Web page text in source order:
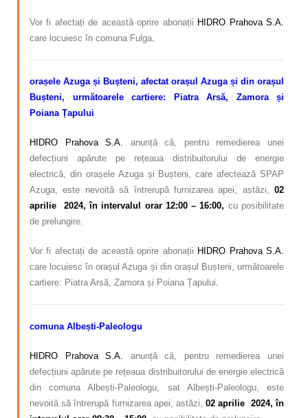
Vor fi afectați de această oprire abonații HIDRO Prahova S.A.
care locuiesc în comuna Fulga
orașele Azuga și Bușteni, afectat orașul Azuga și din orașul
Bușteni, următoarele cartiere: Piatra Arsă, Zamora și
Poiana Țapului
HIDRO Prahova S.A. anunță că, pentru remedierea unei
defecțiuni apărute pe rețeaua distribuitorului de energie
electrică, din orașele Azuga și Bușteni, care afectează SPAP
Azuga, este nevoită să întrerupă furnizarea apei, astăzi, 02
aprilie 2024, în intervalul orar 12:00 – 16:00, cu posibilitate
de prelungire.
Vor fi afectați de această oprire abonații HIDRO Prahova S.A.
care locuiesc în orașul Azuga și din orașul Bușteni, următoarele
cartiere: Piatra Arsă, Zamora și Poiana Țapului.
comuna Albești-Paleologu
HIDRO Prahova S.A.
anunță că, pentru remedierea unei
defecțiuni apărute pe rețeaua distribuitorului de energie electrică
din comuna Albești-Paleologu, sat Albești-Paleologu, este
nevoită să întrerupă furnizarea apei, astăzi,02 aprilie 2024, în